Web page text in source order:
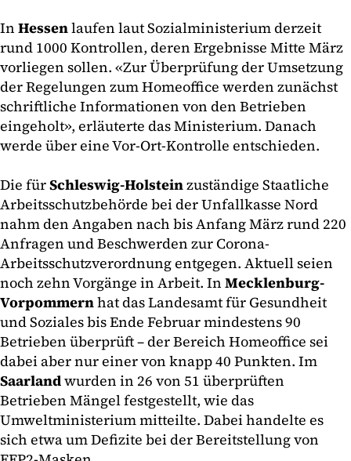
In Hessenlaufen laut Sozialministerium derzeit
rund 1000 Kontrollen, deren Ergebnisse Mitte März
vorliegen sollen. «Zur Überprüfung der Umsetzung
der Regelungen zum Homeoffice werden zunächst
schriftliche Informationen von den Betrieben
eingeholt», erläuterte das Ministerium. Danach
werde über eine Vor-Ort-Kontrolle entschieden.
Die fürSchleswig-Holsteinzuständige Staatliche
Arbeitsschutzbehörde bei der Unfallkasse Nord
nahm den Angaben nach bis Anfang März rund 220
Anfragen und Beschwerden zur Corona-
Arbeitsschutzverordnung entgegen. Aktuell seien
noch zehn Vorgänge in Arbeit. In Mecklenburg-
Vorpommernhat das Landesamt für Gesundheit
und Soziales bis Ende Februar mindestens 90
Betrieben überprüft – der Bereich Homeoffice sei
dabei aber nur einer von knapp 40 Punkten. Im
Saarlandwurden in 26 von 51 überprüften
Betrieben Mängel festgestellt, wie das
Umweltministerium mitteilte. Dabei handelte es
sich etwa um Defizite bei der Bereitstellung von